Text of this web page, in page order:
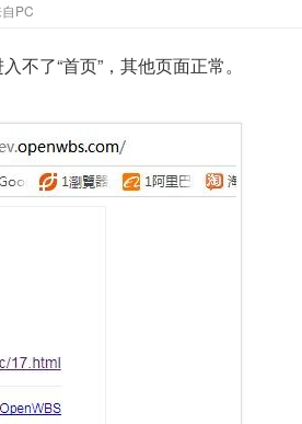
自PC
不了“首页”，其他页面正常。